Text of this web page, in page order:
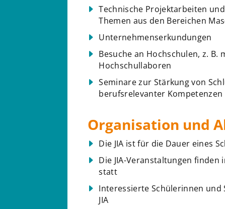
Technische Projektarbeiten
Themen aus den Bereichen
Unternehmenserkundungen
Besuche an Hochschulen, z.
Hochschullaboren
Seminare zur Stärkung von
berufsrelevanter Kompetenzen
Organisation und
Die JIA ist für die Dauer eines
Die JIA-Veranstaltungen
statt
Interessierte Schülerinnen und
JIA